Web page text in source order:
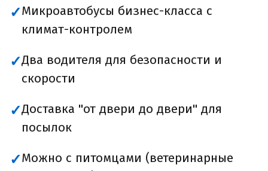
✓Микроавтобусы бизнес-класса с
климат-контролем
✓Два водителя для безопасности и
скорости
✓Доставка "от двери до двери" для
посылок
✓Можно с питомцами (ветеринарные